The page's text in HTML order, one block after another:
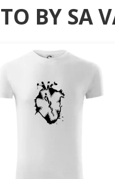
BY SA